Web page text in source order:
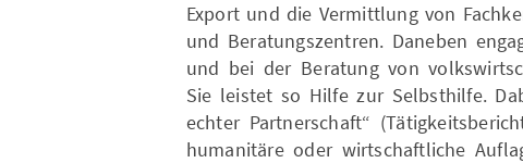
Export und die Vermittlung von
und Beratungszentren. Daneben
und bei der Beratung von
Sie leistet so Hilfe zur Selbsthilfe.
echter Partnerschaft“
humanitäre oder wirtschaftliche